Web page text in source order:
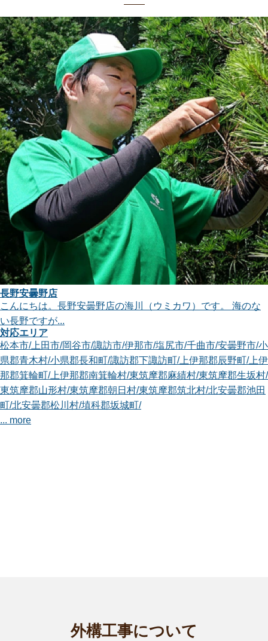
長野安曇野店
こんにちは。長野安曇野店の海川（ウミカワ）です。 海のな
い長野ですが...
対応エリア
松本市/上田市/岡谷市/諏訪市/伊那市/塩尻市/千曲市/安曇野市/小
県郡青木村/小県郡長和町/諏訪郡下諏訪町/上伊那郡辰野町/上伊
那郡箕輪町/上伊那郡南箕輪村/東筑摩郡麻績村/東筑摩郡生坂村/
東筑摩郡山形村/東筑摩郡朝日村/東筑摩郡筑北村/北安曇郡池田
町/北安曇郡松川村/埴科郡坂城町/
... more
外構工事について